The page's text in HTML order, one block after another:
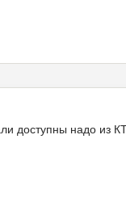
доступны надо из